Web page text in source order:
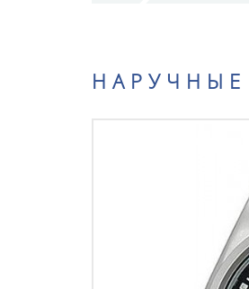
НАРУЧНЫЕ